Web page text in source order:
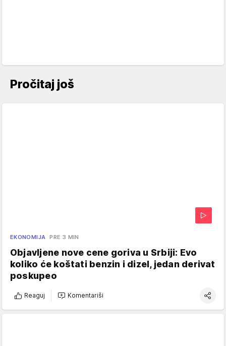
Pročitaj još
EKONOMIJA PRE 3 MIN
Objavljene nove cene goriva u Srbiji: Evo
koliko će koštati benzin i dizel, jedan derivat
poskupeo
Reaguj Komentariši